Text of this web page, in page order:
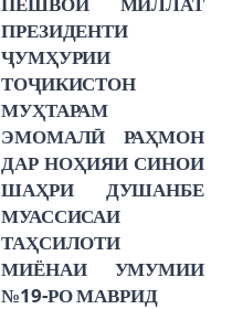
ПРЕЗИДЕНТИ
ҶУМҲУРИИ
ТОҶИКИСТОН
МУҲТАРАМ
ЭМОМАЛӢ РАҲМОН
ДАР НОҲИЯИ СИНОИ
ШАҲРИ ДУШАНБЕ
МУАССИСАИ
ТАҲСИЛОТИ
МИЁНАИ УМУМИИ
№19-РО МАВРИД